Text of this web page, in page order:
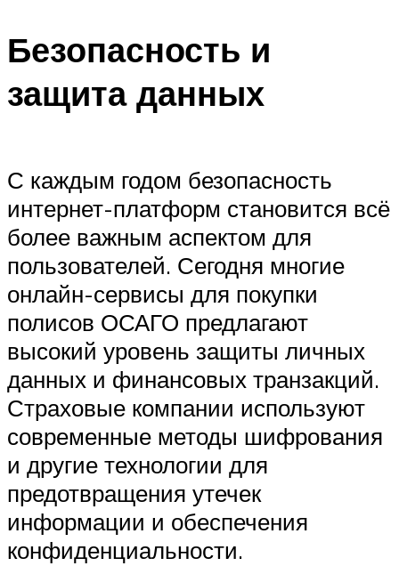
Безопасность и
защита данных
С каждым годом безопасность
интернет-платформ становится всё
более важным аспектом для
пользователей. Сегодня многие
онлайн-сервисы для покупки
полисов ОСАГО предлагают
высокий уровень защиты личных
данных и финансовых транзакций.
Страховые компании используют
современные методы шифрования
и другие технологии для
предотвращения утечек
информации и обеспечения
конфиденциальности.